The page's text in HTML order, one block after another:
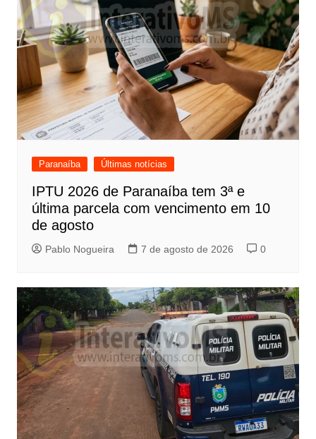
Paranaíba Últimas notícias
IPTU 2026 de Paranaíba tem 3ª e
última parcela com vencimento em 10
de agosto
Pablo Nogueira 7 de agosto de 2026 0